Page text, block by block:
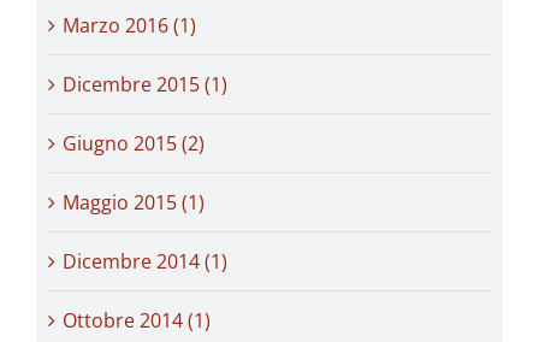
Marzo 2016 (1)
Dicembre 2015 (1)
Giugno 2015 (2)
Maggio 2015 (1)
Dicembre 2014 (1)
Ottobre 2014 (1)